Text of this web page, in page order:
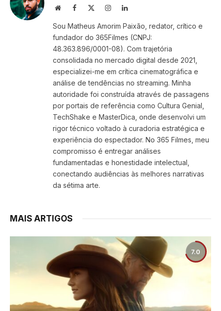
WebsiteFacebook InstagramLinkedIn
Sou Matheus Amorim Paixão, redator, crítico e
fundador do 365Filmes (CNPJ:
48.363.896/0001-08). Com trajetória
consolidada no mercado digital desde 2021,
especializei-me em crítica cinematográfica e
análise de tendências no streaming. Minha
autoridade foi construída através de passagens
por portais de referência como Cultura Genial,
TechShake e MasterDica, onde desenvolvi um
rigor técnico voltado à curadoria estratégica e
experiência do espectador. No 365 Filmes, meu
compromisso é entregar análises
fundamentadas e honestidade intelectual,
conectando audiências às melhores narrativas
da sétima arte.
MAIS ARTIGOS
7.0